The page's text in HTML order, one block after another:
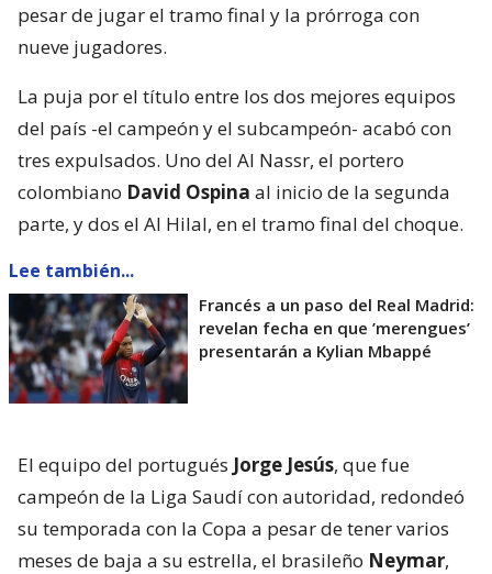
pesar de jugar el tramo final y la prórroga con
nueve jugadores.
La puja por el título entre los dos mejores equipos
del país -el campeón y el subcampeón- acabó con
tres expulsados. Uno del Al Nassr, el portero
colombiano David Ospina al inicio de la segunda
parte, y dos el Al Hilal, en el tramo final del choque.
Lee también...
Francés a un paso del Real Madrid:
revelan fecha en que ’merengues’
presentarán a Kylian Mbappé
El equipo del portugués Jorge Jesús, que fue
campeón de la Liga Saudí con autoridad, redondeó
su temporada con la Copa a pesar de tener varios
meses de baja a su estrella, el brasileño Neymar,